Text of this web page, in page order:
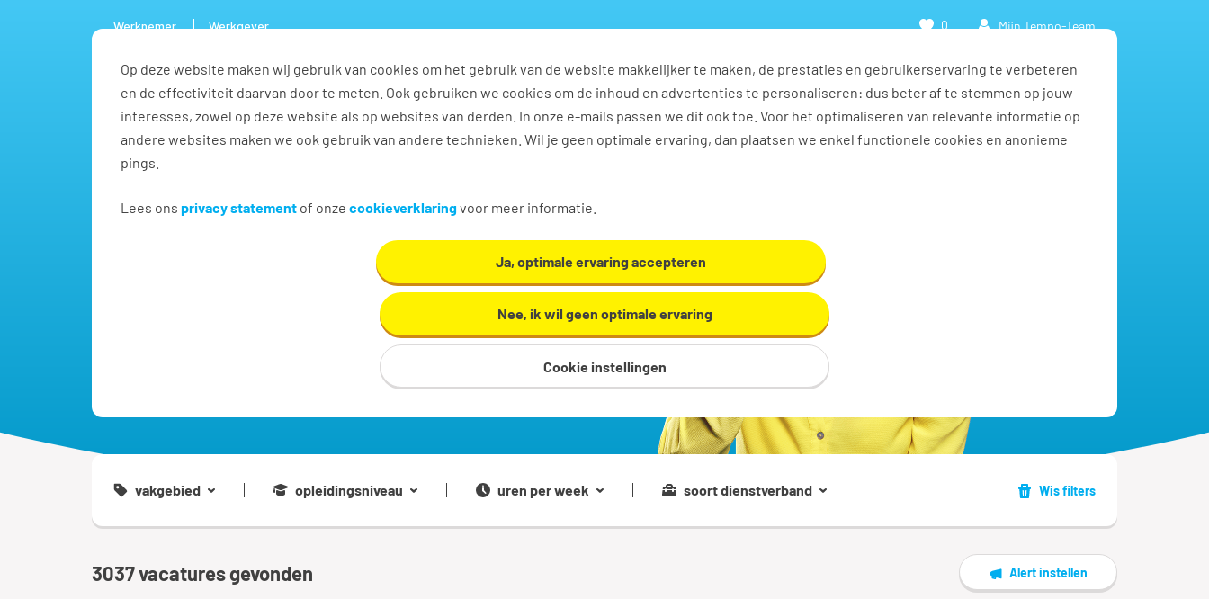
Op deze website maken wij gebruik van cookies om het gebruik van de website makkelijker te maken, de prestaties en gebruikerservaring te verbeteren
en de effectiviteit daarvan door te meten. Ook gebruiken we cookies om de inhoud en advertenties te personaliseren: dus beter af te stemmen op jouw
interesses, zowel op deze website als op websites van derden. In onze e-mails passen we dit ook toe. Voor het optimaliseren van relevante informatie op
andere websites maken we ook gebruik van andere technieken. Wil je geen optimale ervaring, dan plaatsen we enkel functionele cookies en anonieme
pings.
Lees ons privacy statement of onze cookieverklaringvoor meer informatie.
Ja, optimale ervaring accepteren
Nee, ik wil geen optimale ervaring
Cookie instellingen
Werknemer Werkgever
Vacatures Ontwikkel jezelf Werkplezier Contact
0 Mijn Tempo-Team
Vind jouw volgende baan
vakgebied opleidingsniveau uren per week soort dienstverband Wis filters
3037vacatures gevonden Alert instellen